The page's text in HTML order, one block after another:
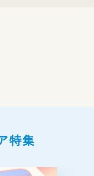
特集